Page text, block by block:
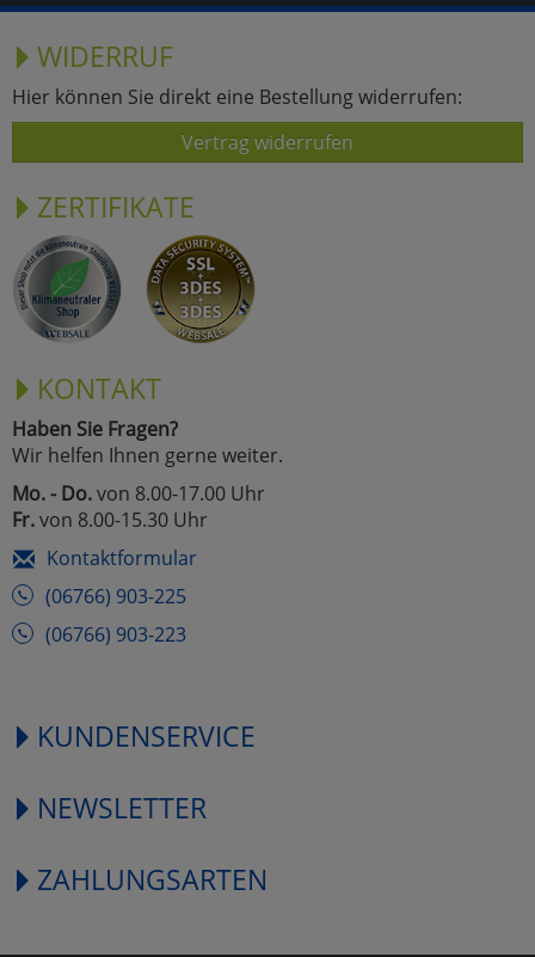
WIDERRUF
Hier können Sie direkt eine Bestellung widerrufen:
Vertrag widerrufen
ZERTIFIKATE
KONTAKT
Haben Sie Fragen?
Wir helfen Ihnen gerne weiter.
Mo. - Do.von 8.00-17.00 Uhr
Fr.von 8.00-15.30 Uhr
Kontaktformular
(06766) 903-225
(06766) 903-223
KUNDENSERVICE
NEWSLETTER
ZAHLUNGSARTEN